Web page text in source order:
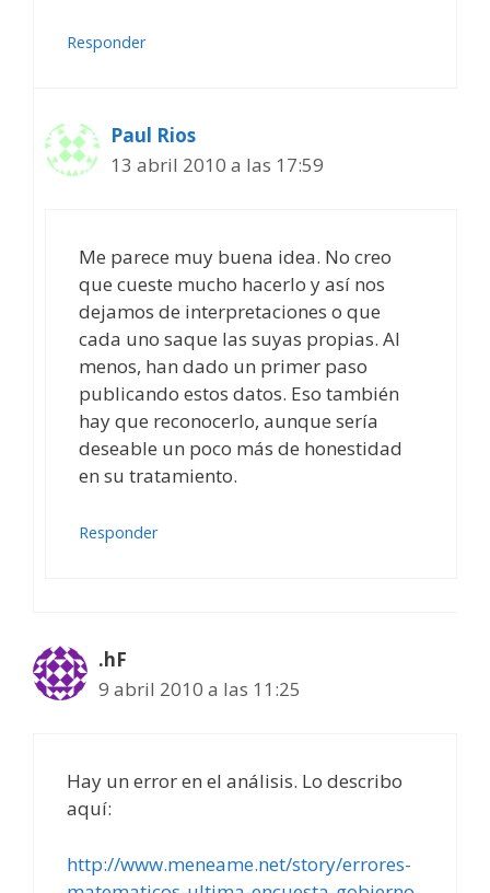
Responder
Paul Rios
13 abril 2010 a las 17:59
Me parece muy buena idea. No creo
que cueste mucho hacerlo y así nos
dejamos de interpretaciones o que
cada uno saque las suyas propias. Al
menos, han dado un primer paso
publicando estos datos. Eso también
hay que reconocerlo, aunque sería
deseable un poco más de honestidad
en su tratamiento.
Responder
.hF
9 abril 2010 a las 11:25
Hay un error en el análisis. Lo describo
aquí:
http://www.meneame.net/story/errores-